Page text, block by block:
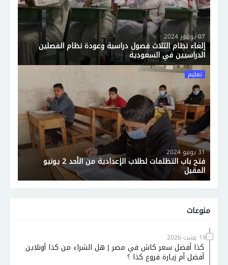
07 يوليوز 2024
إلغاء نظام الثلاث فصول دراسية وعودة نظام الفصلين
الدراسيين في السعودية
تعليم
31 يونيو 2024
فتح باب التظلمات لطلاب الإعدادية من الأحد 2 يونيو
المقبل
منوعات
19 غشت 2026
كذا أفضل سعر كاش في مصر | هل الشراء من كذا أونلاين
أفضل أم زيارة فروع كذا ؟